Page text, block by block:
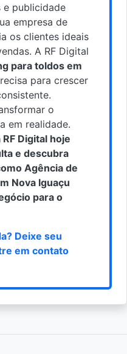
e publicidade
empresa de
os clientes ideais
A RF Digital
para toldos em
para crescer
o
em realidade.
Digital hoje
e descubra
Agência de
Nova Iguaçu
para o
Deixe seu
em contato